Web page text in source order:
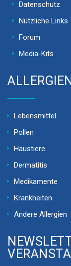
Datenschutz
Nützliche Links
Forum
Media-Kits
ALLERGIEN
Lebensmittel
Pollen
Haustiere
Dermatitis
Medikamente
Krankheiten
Andere Allergien